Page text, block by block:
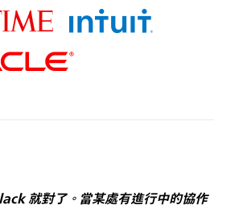
就對了。當某處有進行中的協作